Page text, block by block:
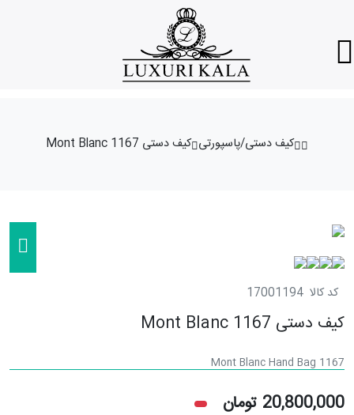
کیف دستی/پاسپورتی کیف دستی Mont Blanc 1167
کد کالا 17001194
کیف دستی Mont Blanc 1167
Mont Blanc Hand Bag 1167
20,800,000 تومان